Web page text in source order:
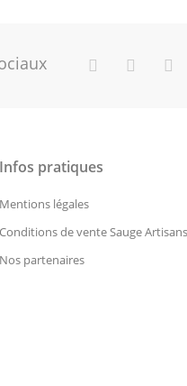
Infos pratiques
Mentions légales
Conditions de vente Sauge
Nos partenaires